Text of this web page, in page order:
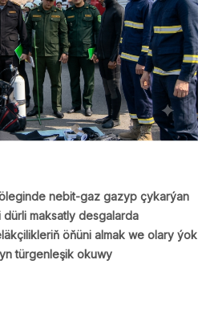
nebit-gaz gazyp çykarýan
maksatly desgalarda
öňüni almak we olary ýok
türgenleşik okuwy